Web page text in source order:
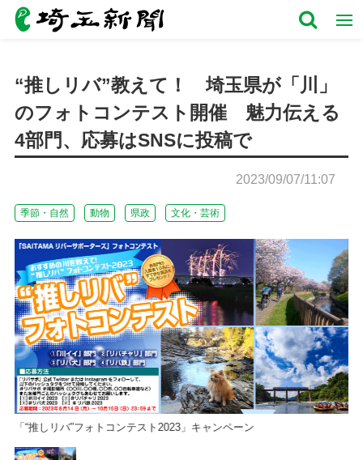
“推しリバ”教えて！ 埼玉県が「川」
のフォトコンテスト開催 魅力伝える
4部門、応募はSNSに投稿で
2023/09/07/11:07
季節・自然 動物 県政 文化・芸術
「“推しリバ”フォトコンテスト2023」キャンペーン